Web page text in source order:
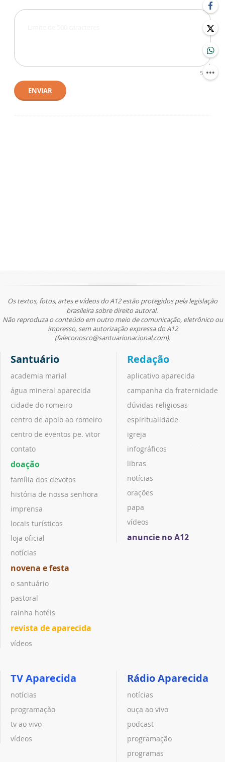
500
ENVIAR
Os textos, fotos, artes e vídeos do A12 estão protegidos pela legislação
brasileira sobre direito autoral.
Não reproduza o conteúdo em outro meio de comunicação, eletrônico ou
impresso, sem autorização expressa do A12
(faleconosco@santuarionacional.com).
Santuário
academia marial
água mineral aparecida
cidade do romeiro
centro de apoio ao romeiro
centro de eventos pe. vitor
contato
doação
família dos devotos
história de nossa senhora
imprensa
locais turísticos
loja oficial
notícias
novena e festa
o santuário
pastoral
rainha hotéis
revista de aparecida
vídeos
Redação
aplicativo aparecida
campanha da fraternidade
dúvidas religiosas
espiritualidade
igreja
infográficos
libras
notícias
orações
papa
vídeos
anuncie no A12
TV Aparecida
notícias
programação
tv ao vivo
vídeos
Rádio Aparecida
notícias
ouça ao vivo
podcast
programação
programas